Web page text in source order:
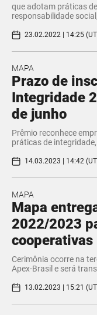
que adotam práticas
responsabilidade
23.02.2022 | 14:25
MAPA
Prazo de
Integridade
de junho
Prêmio reconhece
práticas de
14.03.2023 | 14:42
MAPA
Mapa
2022/2023
cooperativas
Cerimônia ocorre na
Apex-Brasil e será
13.02.2023 | 15:21